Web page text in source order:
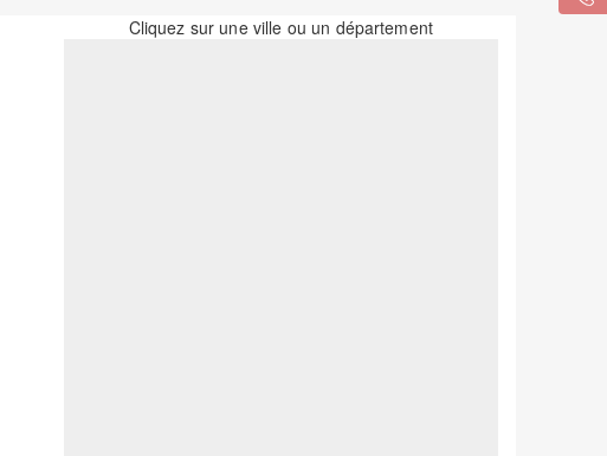
Cliquez sur une ville ou un département